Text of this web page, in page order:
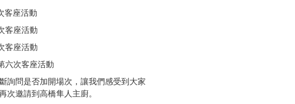
客座活動
客座活動
客座活動
六次客座活動
詢問是否加開場次，讓我們感受到大家
次邀請到高橋隼人主廚。